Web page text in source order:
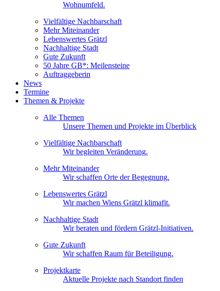
Wohnumfeld.
Vielfältige Nachbarschaft
Mehr Miteinander
Lebenswertes Grätzl
Nachhaltige Stadt
Gute Zukunft
50 Jahre GB*: Meilensteine
Auftraggeberin
News
Termine
Themen & Projekte
Alle Themen
Unsere Themen und Projekte im Überblick
Vielfältige Nachbarschaft
Wir begleiten Veränderung.
Mehr Miteinander
Wir schaffen Orte der Begegnung.
Lebenswertes Grätzl
Wir machen Wiens Grätzl klimafit.
Nachhaltige Stadt
Wir beraten und fördern Grätzl-Initiativen.
Gute Zukunft
Wir schaffen Raum für Beteiligung.
Projektkarte
Aktuelle Projekte nach Standort finden